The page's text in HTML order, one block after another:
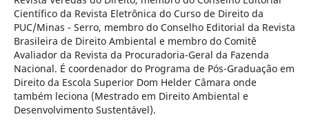
Científico da Revista Eletrônica do Curso de Direito da
PUC/Minas - Serro, membro do Conselho Editorial da Revista
Brasileira de Direito Ambiental e membro do Comitê
Avaliador da Revista da Procuradoria-Geral da Fazenda
Nacional. É coordenador do Programa de Pós-Graduação em
Direito da Escola Superior Dom Helder Câmara onde
também leciona (Mestrado em Direito Ambiental e
Desenvolvimento Sustentável).